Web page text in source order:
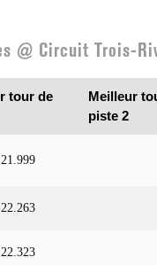
@ Circuit Trois-
tour de
Meilleur
piste 2